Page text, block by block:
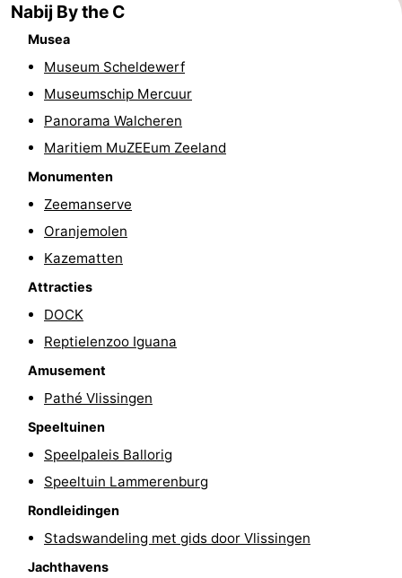
Speeltuinen
Bowlen
Wellness
Steden
Natuur
Rondleidingen
Sporten
Zwembaden
Fietsen
Paardrijden
Ringrijden
Nabij By the C
Musea
Museum Scheldewerf
Museumschip Mercuur
Panorama Walcheren
Maritiem MuZEEum Zeeland
Monumenten
Zeemanserve
Oranjemolen
Kazematten
Attracties
DOCK
Reptielenzoo Iguana
Amusement
Pathé Vlissingen
Speeltuinen
Speelpaleis Ballorig
Speeltuin Lammerenburg
Rondleidingen
Stadswandeling met gids door Vlissingen
Jachthavens